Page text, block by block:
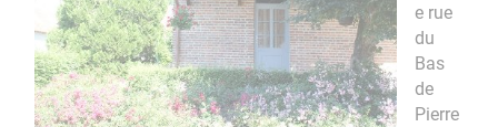
e rue
du
Bas
de
Pierre